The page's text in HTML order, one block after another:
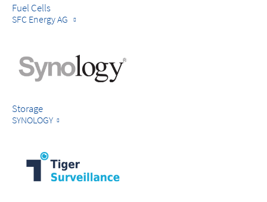
Fuel Cells
SFC Energy AG
Storage
SYNOLOGY